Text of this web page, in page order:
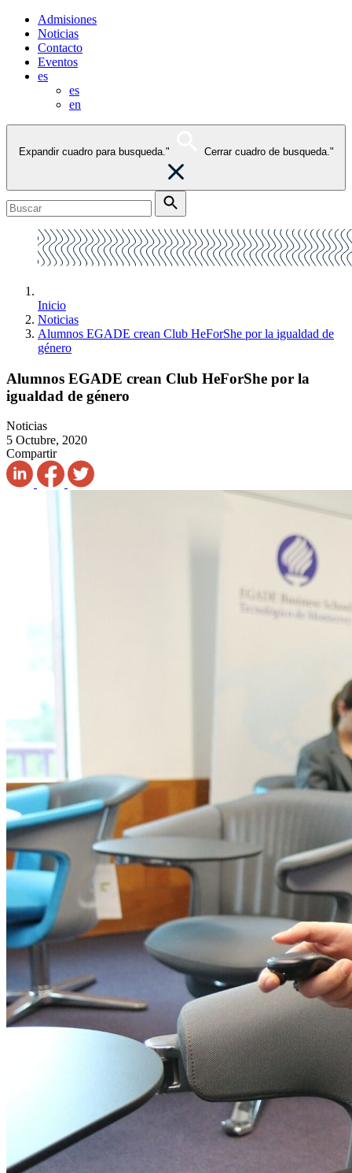
Admisiones
Noticias
Contacto
Eventos
es
es
en
Expandir cuadro para busqueda." Cerrar cuadro de busqueda."
Inicio
Noticias
Alumnos EGADE crean Club HeForShe por la igualdad de
género
Alumnos EGADE crean Club HeForShe por la
igualdad de género
Noticias
5 Octubre, 2020
Compartir